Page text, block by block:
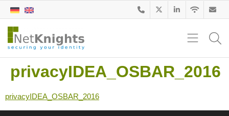
privacyIDEA_OSBAR_2016
privacyIDEA_OSBAR_2016